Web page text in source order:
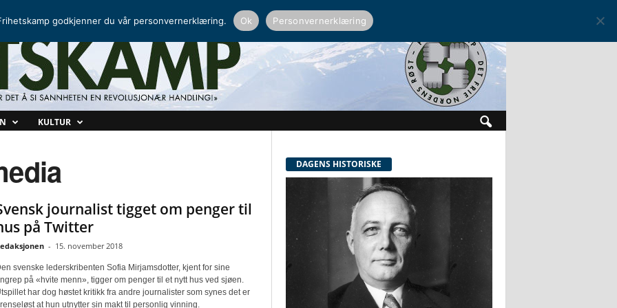
KULTUR
journalist tigget om penger til
på Twitter
- 15. november 2018
svenske lederskribenten Sofia Mirjamsdotter, kjent for sine
på «hvite menn», tigger om penger til et nytt hus ved sjøen.
har dog høstet kritikk fra andre journalister som synes det er
at hun utnytter sin makt til personlig vinning.
DAGENS HISTORISKE
godkjenner du vår personvernerklæring. Ok Personvernerklæring